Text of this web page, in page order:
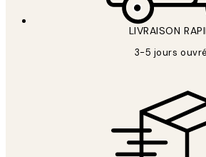
LIVRAISON
3-5 jours